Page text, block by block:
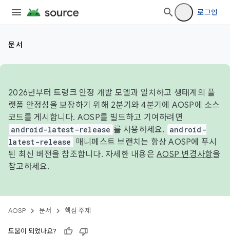
로그인
문서
2026년부터 트렁크 안정 개발 모델과 일치하고 생태계의 플
랫폼 안정성을 보장하기 위해 2분기와 4분기에 AOSP에 소스
코드를 게시합니다. AOSP를 빌드하고 기여하려면
android-latest-release 를 사용하세요.
android-
latest-release
매니페스트 브랜치는 항상 AOSP에 푸시
된 최신 버전을 참조합니다. 자세한 내용은 AOSP 변경사항을
참고하세요.
AOSP 문서 핵심 주제
도움이 되었나요?